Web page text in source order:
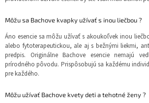
Môžu sa Bachove kvapky užívať s inou liečbou ?
Áno esencie sa môžu užívať s akoukoľvek inou
alebo fytoterapeutickou, ale aj s bežnými liekmi,
predpis. Originálne Bachove esencie nemajú
prírodného pôvodu. Prispôsobujú sa každému
pre každého.
Môžu užívať Bachove kvety deti a tehotné ženy ?